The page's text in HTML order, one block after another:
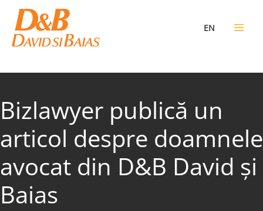
content
EN
Bizlawyer publică un
articol despre doamnele
avocat din D&B David şi
Baias